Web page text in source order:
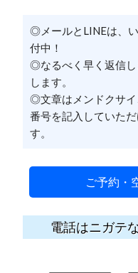
◎メールとLINEは、
付中！
◎なるべく早く返信
します。
◎文章はメンドクサ
番号を記入していた
す。
ご予約・
電話はニガテ